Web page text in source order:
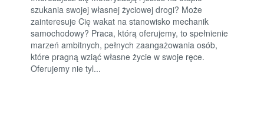
szukania swojej własnej życiowej drogi? Może
zainteresuje Cię wakat na stanowisko mechanik
samochodowy? Praca, którą oferujemy, to spełnienie
marzeń ambitnych, pełnych zaangażowania osób,
które pragną wziąć własne życie w swoje ręce.
Oferujemy nie tyl...